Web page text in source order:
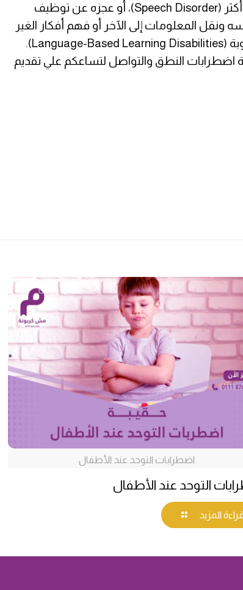
بشكل سليم لإخراج كلمة واحدة أو أكثر (Speech Disorder)، أو عجزه عن توظيف
ونقل المعلومات إلى الآخر أو فهم أفكار الغير
وكلماته وجمله الملفوظة أو المكتوبة (Language-Based Learning Disabilities).
النطق والتواصل لتساعكم علي تقديم
اضطرابات التوحد عند الأطفال
التوحد عند الأطفال
قراءة المزيد